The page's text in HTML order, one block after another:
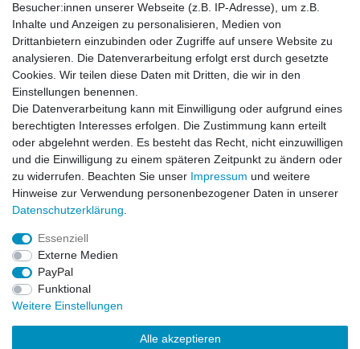
Impressum Daten­schutz­erklärung AGB
Barrierefreiheitserklärung Widerrufs­recht
Vertrag widerrufen Kontakt
© Copyright 2026 | Alle Rechte vorbehalten.
Besucher:innen unserer Webseite (z.B. IP-Adresse), um z.B.
Inhalte und Anzeigen zu personalisieren, Medien von
Drittanbietern einzubinden oder Zugriffe auf unsere Website zu
analysieren. Die Datenverarbeitung erfolgt erst durch gesetzte
Cookies. Wir teilen diese Daten mit Dritten, die wir in den
Einstellungen benennen.
Die Datenverarbeitung kann mit Einwilligung oder aufgrund eines
berechtigten Interesses erfolgen. Die Zustimmung kann erteilt
oder abgelehnt werden. Es besteht das Recht, nicht einzuwilligen
und die Einwilligung zu einem späteren Zeitpunkt zu ändern oder
zu widerrufen. Beachten Sie unser Impressum und weitere
Hinweise zur Verwendung personenbezogener Daten in unserer
Daten­schutz­erklärung
Essenziell
Externe Medien
PayPal
Funktional
Weitere Einstellungen
Alle akzeptieren